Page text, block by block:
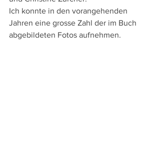
Ich konnte in den vorangehenden
Jahren eine grosse Zahl der im Buch
abgebildeten Fotos aufnehmen.